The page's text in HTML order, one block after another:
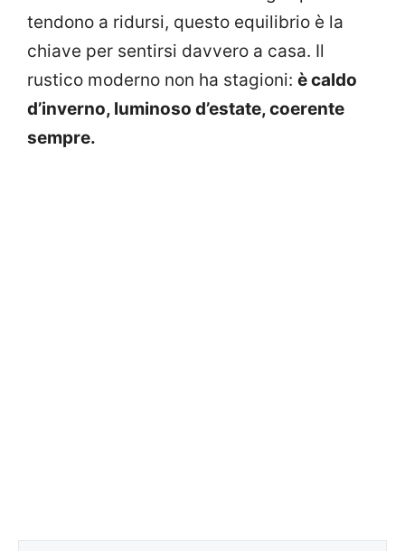
tendono a ridursi, questo equilibrio è la
chiave per sentirsi davvero a casa. Il
rustico moderno non ha stagioni: è caldo
d’inverno, luminoso d’estate, coerente
sempre.